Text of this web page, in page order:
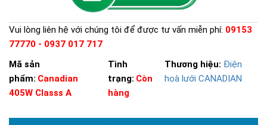
Vui lòng liên hệ với chúng tôi để được tư vấn miễn phí: 09153
77770 - 0937 017 717
Mã sản
phẩm: Canadian
405W Classs A
Tình
trạng: Còn
hàng
Thương hiệu: Điện
hoà lưới CANADIAN